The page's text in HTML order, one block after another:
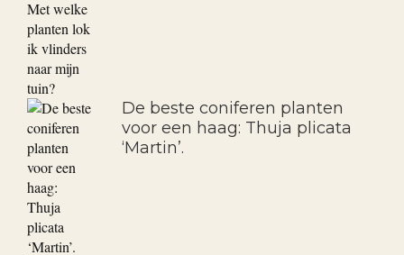
De beste coniferen planten
voor een haag: Thuja plicata
‘Martin’.